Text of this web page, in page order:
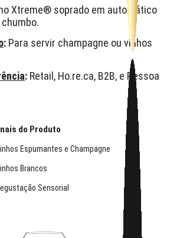
Xtreme® soprado em automático
: Para servir champagne ou vinhos
: Retail, Ho.re.ca, B2B, e Pessoa
do Produto
Espumantes e Champagne
Brancos
Sensorial